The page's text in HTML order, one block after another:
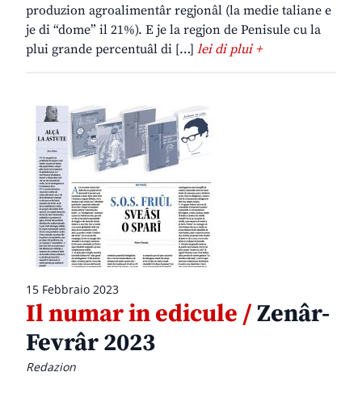
produzion agroalimentâr regjonâl (la medie taliane e
je di “dome” il 21%). E je la regjon de Penisule cu la
plui grande percentuâl di […] lei di plui +
15 Febbraio 2023
Il numar in edicule /Zenâr-
Fevrâr 2023
Redazion